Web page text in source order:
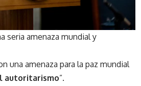
seria amenaza mundial y
una amenaza para la paz mundial
autoritarismo”.